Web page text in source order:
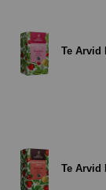
Te Arvid
Te Arvid